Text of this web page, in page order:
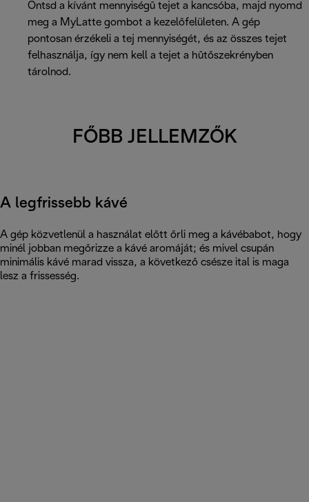
Öntsd a kívánt mennyiségű tejet a kancsóba, majd nyomd
meg a MyLatte gombot a kezelőfelületen. A gép
pontosan érzékeli a tej mennyiségét, és az összes tejet
felhasználja, így nem kell a tejet a hűtőszekrényben
tárolnod.
FŐBB JELLEMZŐK
A legfrissebb kávé
A gép közvetlenül a használat előtt őrli meg a kávébabot, hogy
minél jobban megőrizze a kávé aromáját; és mivel csupán
minimális kávé marad vissza, a következő csésze ital is maga
lesz a frissesség.